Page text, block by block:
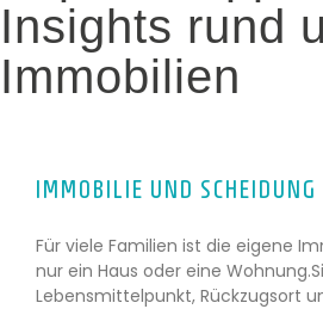
Insights rund
Immobilien
IMMOBILIE UND SCHEIDUNG
Für viele Familien ist die eigene
nur ein Haus oder eine
Lebensmittelpunkt, Rückzugsort